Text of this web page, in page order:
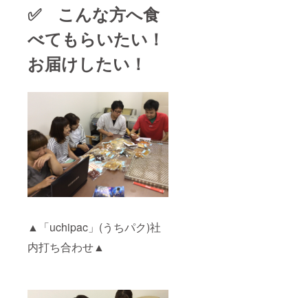
✅ こんな方へ食
べてもらいたい！
お届けしたい！
▲「uchipac」(うちパク)社
内打ち合わせ▲